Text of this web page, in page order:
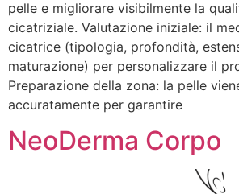
pelle e migliorare visibilmente la
cicatriziale. Valutazione iniziale: il
cicatrice (tipologia, profondità,
maturazione) per personalizzare il
Preparazione della zona: la pelle
accuratamente per garantire
NeoDerma Corpo